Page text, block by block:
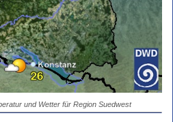
und Wetter für Region Suedwest